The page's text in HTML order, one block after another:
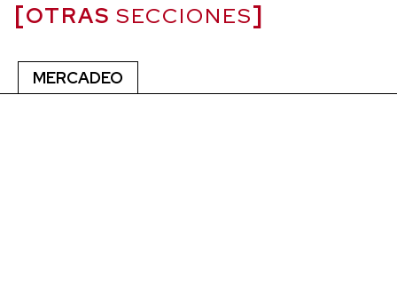
OTRAS SECCIONES
MERCADEO